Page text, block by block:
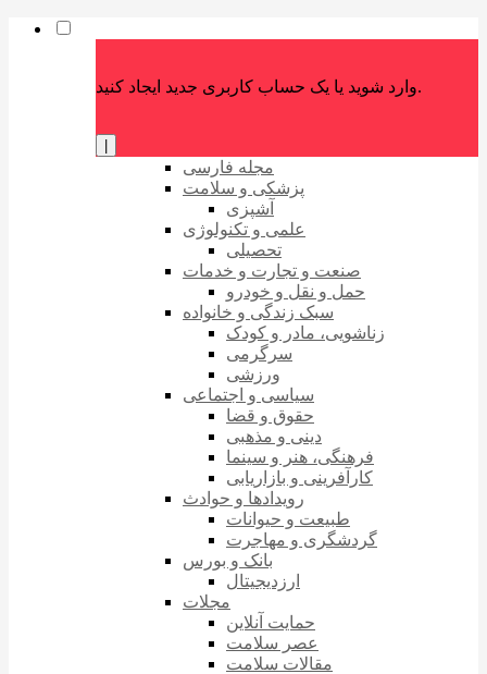
وارد شوید یا یک حساب کاربری جدید ایجاد کنید.
مجله فارسی
پزشکی و سلامت
آشپزی
علمی و تکنولوژی
تحصیلی
صنعت و تجارت و خدمات
حمل و نقل و خودرو
سبک زندگی و خانواده
زناشویی، مادر و کودک
سرگرمی
ورزشی
سیاسی و اجتماعی
حقوق و قضا
دینی و مذهبی
فرهنگی، هنر و سینما
کارآفرینی و بازاریابی
رویدادها و حوادث
طبیعت و حیوانات
گردشگری و مهاجرت
بانک و بورس
ارزدیجیتال
مجلات
حمایت آنلاین
عصر سلامت
مقالات سلامت